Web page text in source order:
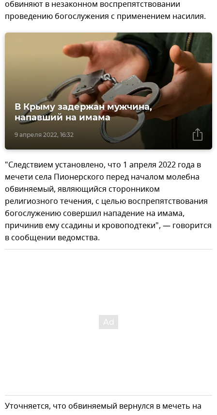
обвиняют в незаконном воспрепятствовании
проведению богослужения с применением насилия.
9 апреля 2022, 16:32
В Крыму задержан мужчина,
напавший на имама
"Следствием установлено, что 1 апреля 2022 года в
мечети села Пионерского перед началом молебна
обвиняемый, являющийся сторонником
религиозного течения, с целью воспрепятствования
богослужению совершил нападение на имама,
причинив ему ссадины и кровоподтеки", — говорится
в сообщении ведомства.
Уточняется, что обвиняемый вернулся в мечеть на